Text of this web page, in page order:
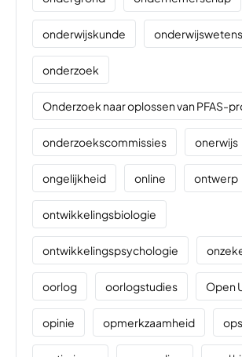
onderwijskunde
onderzoek
Onderzoek naar oplossen van PFAS-
onderzoekscommissies onerwijs
ongelijkheid online ontwerp
ontwikkelingsbiologie
ontwikkelingspsychologie
oorlog oorlogstudies Open
opinie opmerkzaamheid